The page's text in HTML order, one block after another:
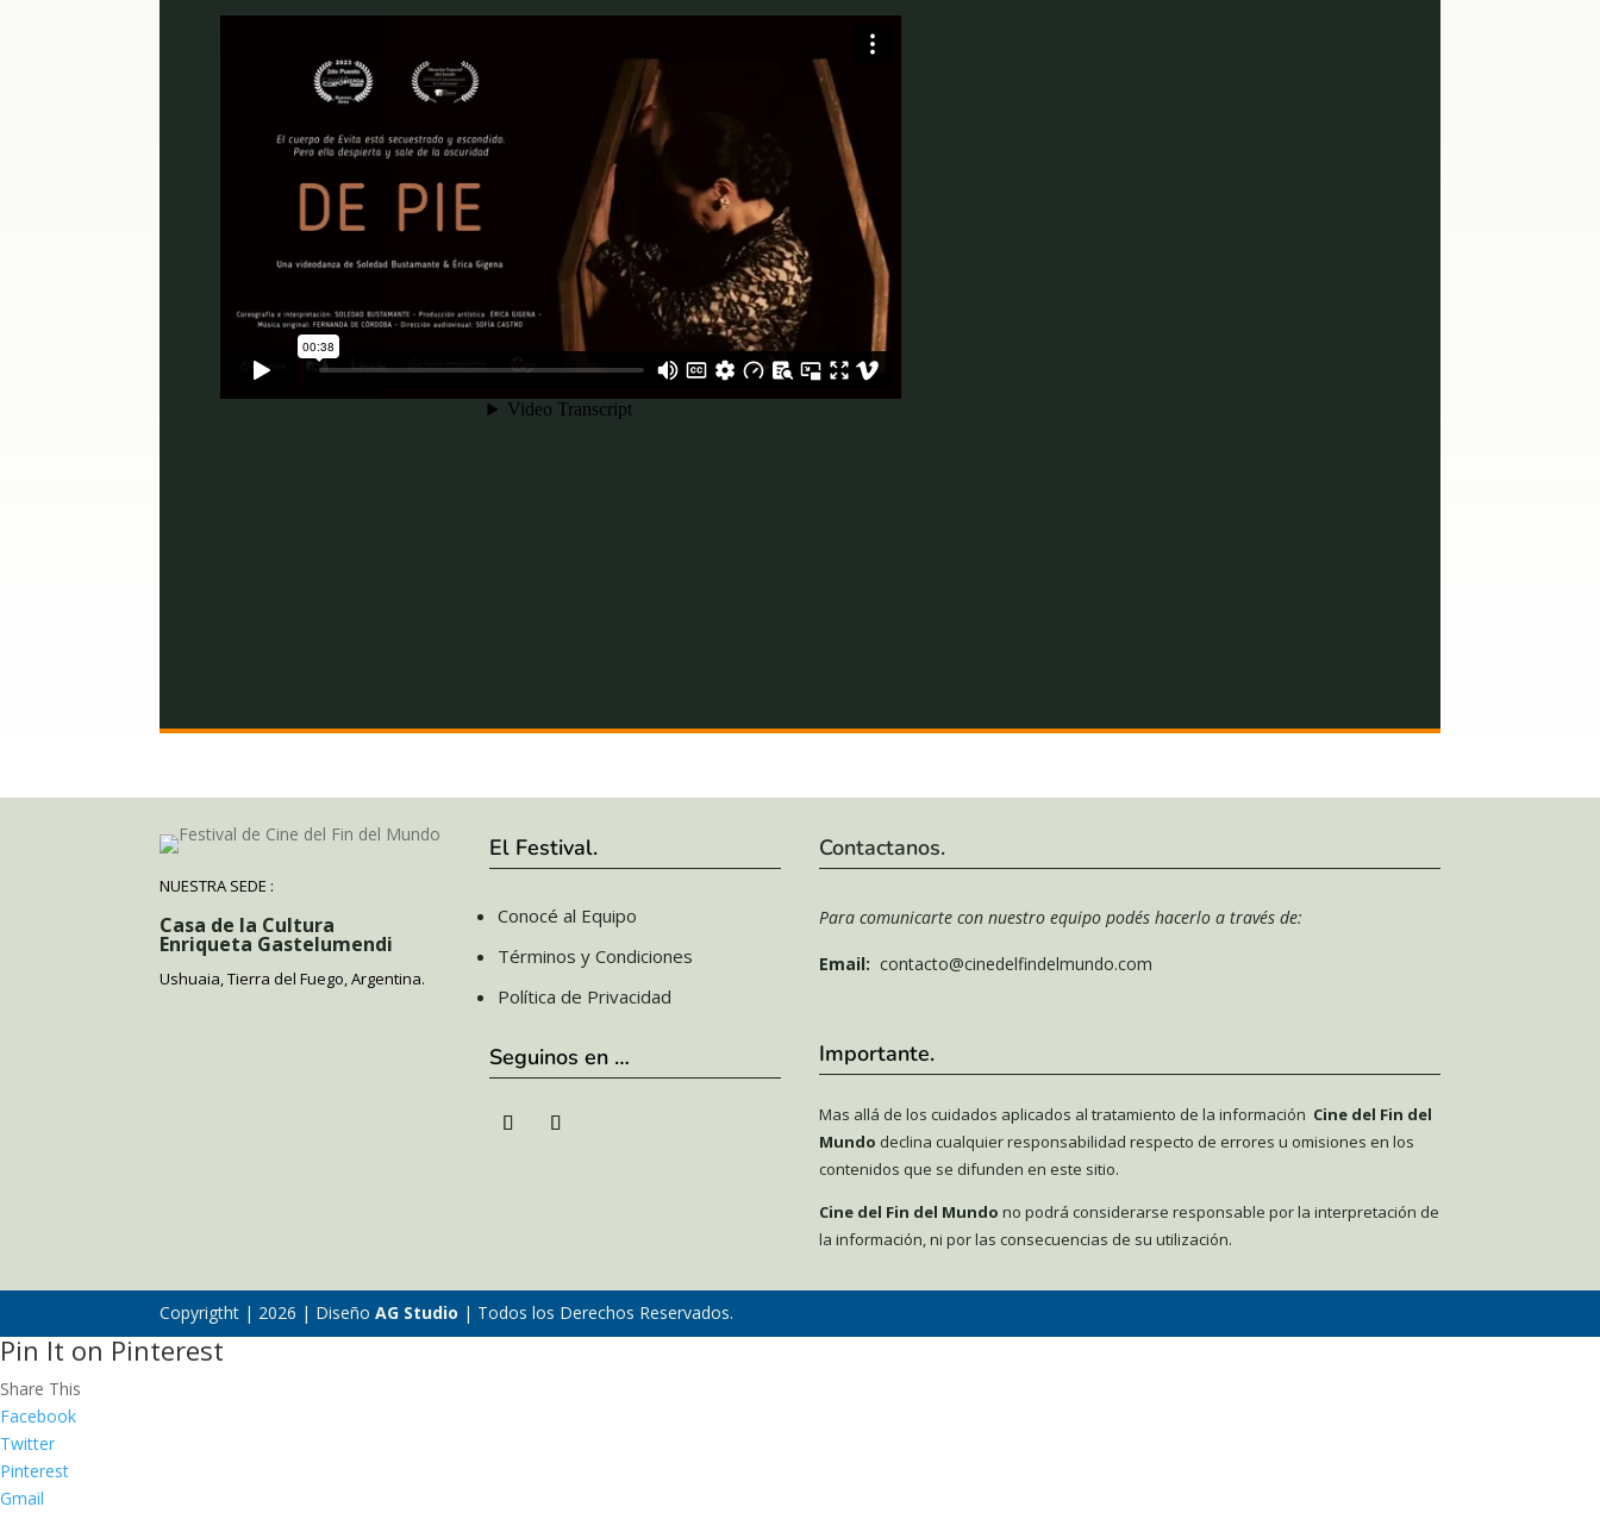
NUESTRA SEDE :
Casa de la Cultura
Enriqueta Gastelumendi
Ushuaia, Tierra del Fuego, Argentina.
El Festival.
Conocé al Equipo
Términos y Condiciones
Política de Privacidad
Seguinos en …
Contactanos.
Para comunicarte con nuestro equipo podés hacerlo a través de:
Email: contacto@cinedelfindelmundo.com
Importante.
Mas allá de los cuidados aplicados al tratamiento de la información Cine del Fin del
Mundo declina cualquier responsabilidad respecto de errores u omisiones en los
contenidos que se difunden en este sitio.
Cine del Fin del Mundo no podrá considerarse responsable por la interpretación de
la información, ni por las consecuencias de su utilización.
Copyrigtht | 2026 | DiseñoAG Studio | Todos los Derechos Reservados.
Pin It on Pinterest
Share This
Facebook
Twitter
Pinterest
Gmail